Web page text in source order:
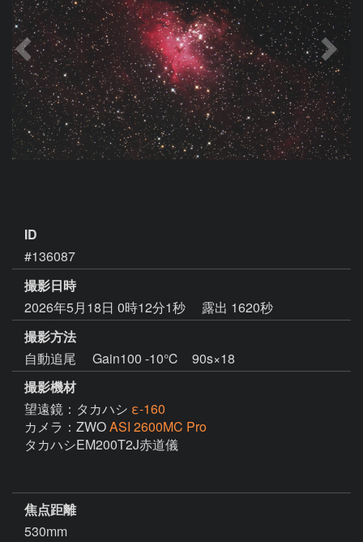
ID
#136087
撮影日時
2026年5月18日 0時12分1秒
露出 1620秒
撮影方法
自動追尾 Gain100 -10℃ 90s×18
撮影機材
望遠鏡：タカハシ ε-160
カメラ：ZWOASI 2600MC Pro
タカハシEM200T2J赤道儀
焦点距離
530mm